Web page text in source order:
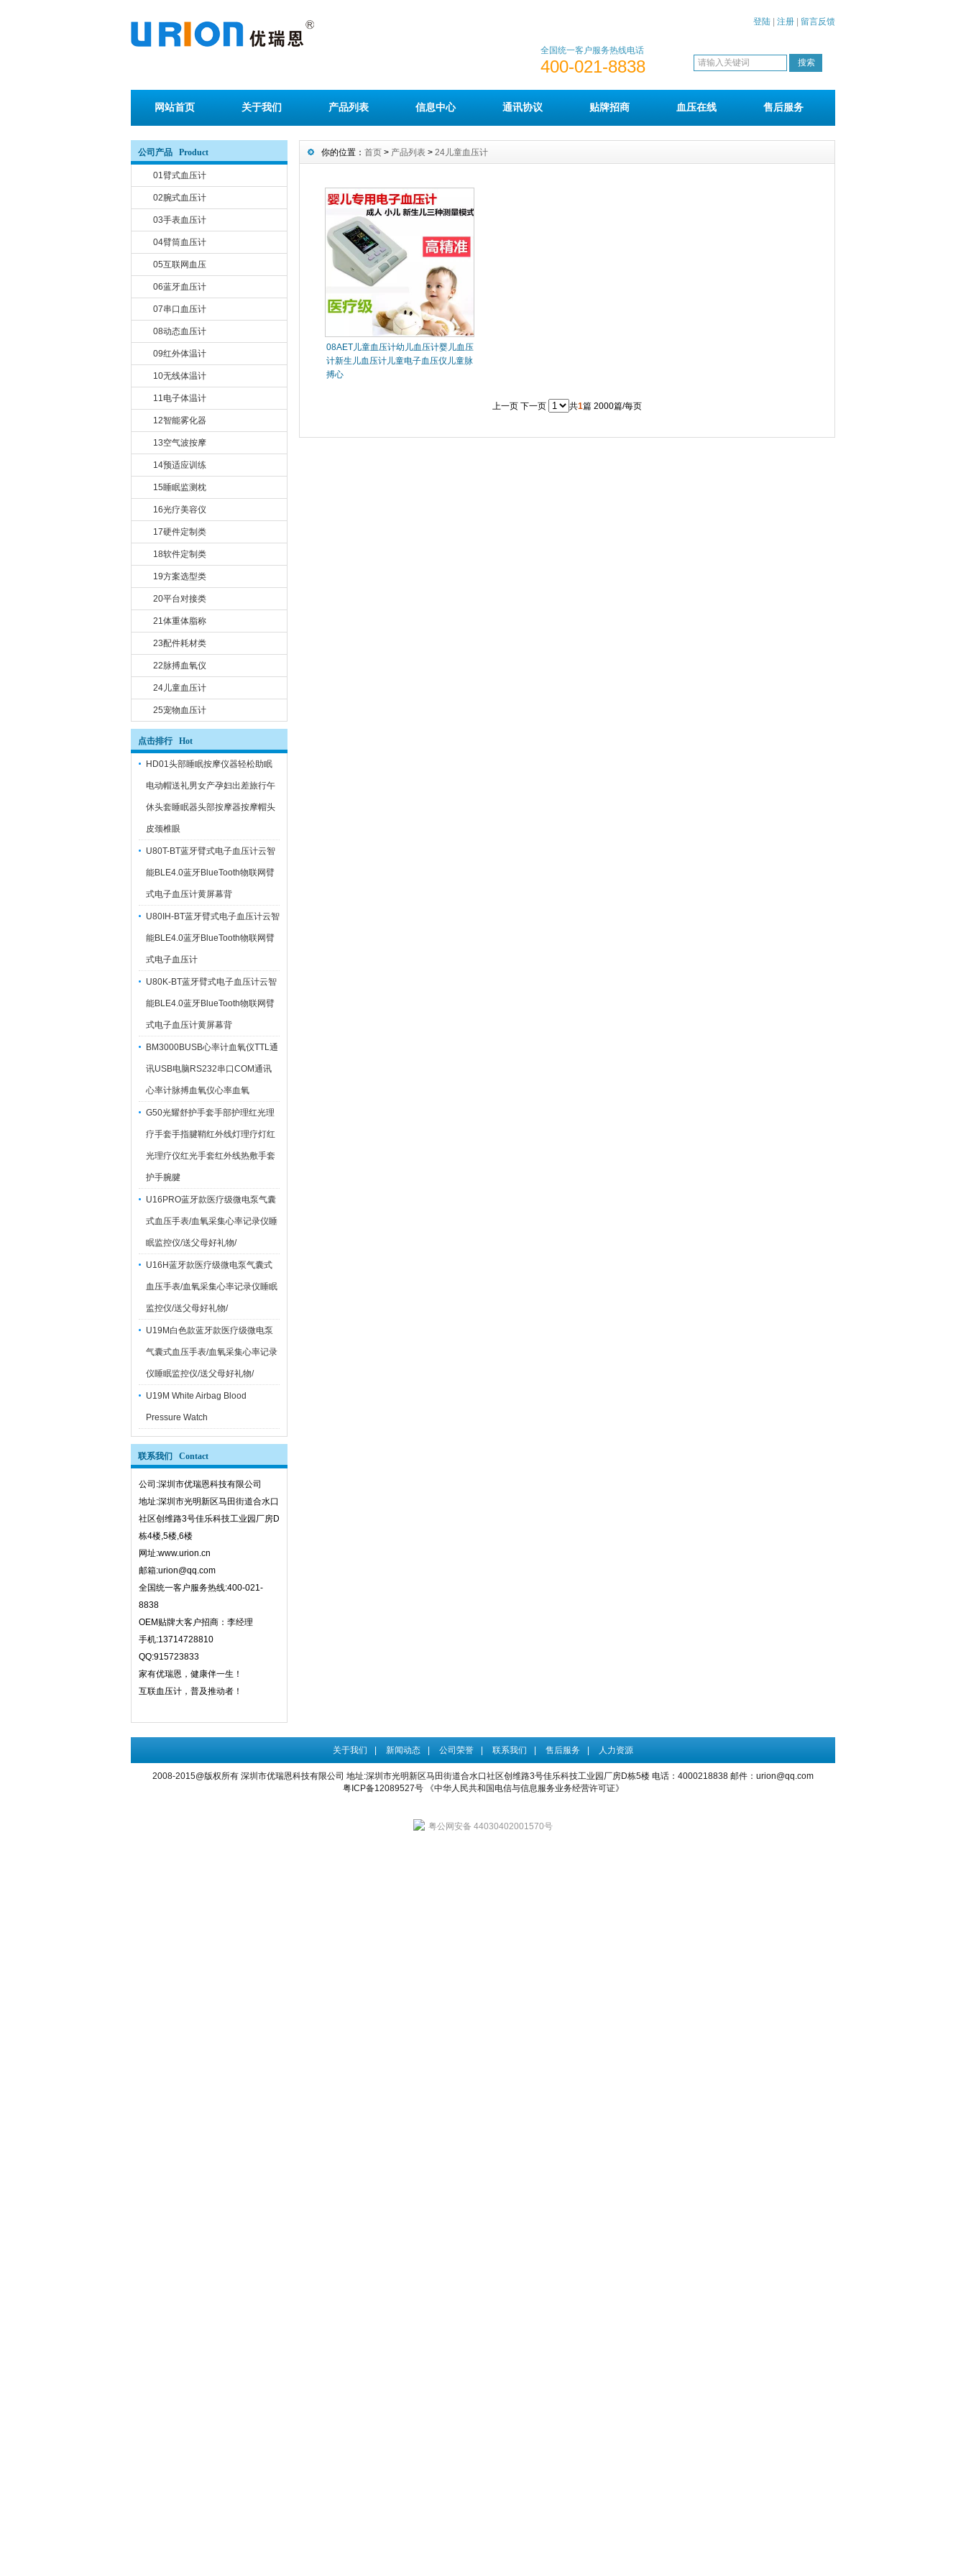
登陆 注册 留言反馈
全国统一客户服务热线电话
400-021-8838
网站首页 关于我们 产品列表 信息中心 通讯协议 贴牌招商 血压在线 售后服务
公司产品 Product
01臂式血压计
02腕式血压计
03手表血压计
04臂筒血压计
05互联网血压
06蓝牙血压计
07串口血压计
08动态血压计
09红外体温计
10无线体温计
11电子体温计
12智能雾化器
13空气波按摩
14预适应训练
15睡眠监测枕
16光疗美容仪
17硬件定制类
18软件定制类
19方案选型类
20平台对接类
21体重体脂称
23配件耗材类
22脉搏血氧仪
24儿童血压计
25宠物血压计
点击排行 Hot
HD01头部睡眠按摩仪器轻松助眠
电动帽送礼男女产孕妇出差旅行午
休头套睡眠器头部按摩器按摩帽头
皮颈椎眼
U80T-BT蓝牙臂式电子血压计云智
能BLE4.0蓝牙BlueTooth物联网臂
式电子血压计黄屏幕背
U80IH-BT蓝牙臂式电子血压计云智
能BLE4.0蓝牙BlueTooth物联网臂
式电子血压计
U80K-BT蓝牙臂式电子血压计云智
能BLE4.0蓝牙BlueTooth物联网臂
式电子血压计黄屏幕背
BM3000BUSB心率计血氧仪TTL通
讯USB电脑RS232串口COM通讯
心率计脉搏血氧仪心率血氧
G50光耀舒护手套手部护理红光理
疗手套手指腱鞘红外线灯理疗灯红
光理疗仪红光手套红外线热敷手套
护手腕腱
U16PRO蓝牙款医疗级微电泵气囊
式血压手表/血氧采集心率记录仪睡
眠监控仪/送父母好礼物/
U16H蓝牙款医疗级微电泵气囊式
血压手表/血氧采集心率记录仪睡眠
监控仪/送父母好礼物/
U19M白色款蓝牙款医疗级微电泵
气囊式血压手表/血氧采集心率记录
仪睡眠监控仪/送父母好礼物/
U19M White Airbag Blood
Pressure Watch
联系我们 Contact
公司:深圳市优瑞恩科技有限公司
地址:深圳市光明新区马田街道合水口
社区创维路3号佳乐科技工业园厂房D
栋4楼,5楼,6楼
网址:www.urion.cn
邮箱:urion@qq.com
全国统一客户服务热线:400-021-
8838
OEM贴牌大客户招商：李经理
手机:13714728810
QQ:915723833
家有优瑞恩，健康伴一生！
互联血压计，普及推动者！
你的位置： 首页 > 产品列表 > 24儿童血压计
08AET儿童血压计幼儿血压计婴儿血压
计新生儿血压计儿童电子血压仪儿童脉
搏心
上一页 下一页 共1篇 2000篇/每页
关于我们 新闻动态 公司荣誉 联系我们 售后服务 人力资源
2008-2015@版权所有 深圳市优瑞恩科技有限公司 地址:深圳市光明新区马田街道合水口社区创维路3号佳乐科技工业园厂房D栋5楼 电话：4000218838 邮件：urion@qq.com
粤ICP备12089527号《中华人民共和国电信与信息服务业务经营许可证》
粤公网安备 44030402001570号